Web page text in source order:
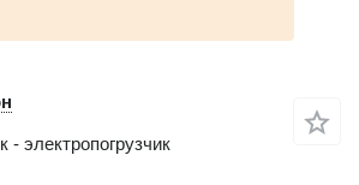
- электропогрузчик